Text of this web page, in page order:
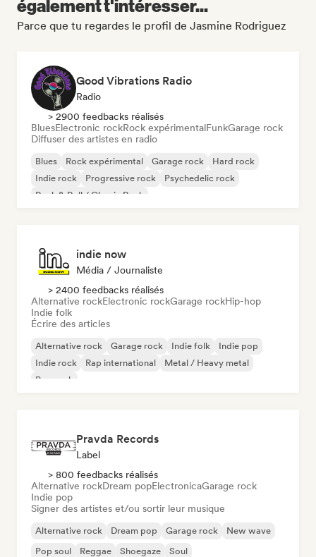
également t'intéresser...
Parce que tu regardes le profil de Jasmine Rodriguez
Good Vibrations Radio
Radio
> 2900 feedbacks réalisés
BluesElectronic rockRock expérimentalFunkGarage rock
Diffuser des artistes en radio
Blues Rock expérimental Garage rock
Hard rock
Indie rock
Progressive rock
Psychedelic rock
Rock & Roll / Classic Rock
indie now
Média / Journaliste
> 2400 feedbacks réalisés
Alternative rockElectronic rockGarage rockHip-hop
Indie folk
Écrire des articles
Alternative rock Garage rock Indie folk
Indie pop
Indie rock
Rap international
Metal / Heavy metal
Pop rock
Pravda Records
Label
> 800 feedbacks réalisés
Alternative rockDream popElectronicaGarage rock
Indie pop
Signer des artistes et/ou sortir leur musique
Alternative rock Dream pop Garage rock
New wave
Pop soul
Reggae Shoegaze Soul